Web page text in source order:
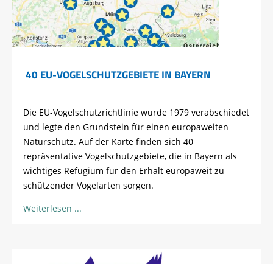
40 EU-VOGELSCHUTZGEBIETE IN BAYERN
Die EU-Vogelschutzrichtlinie wurde 1979 verabschiedet
und legte den Grundstein für einen europaweiten
Naturschutz. Auf der Karte finden sich 40
repräsentative Vogelschutzgebiete, die in Bayern als
wichtiges Refugium für den Erhalt europaweit zu
schützender Vogelarten sorgen.
Weiterlesen